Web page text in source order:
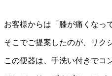
お客様からは「膝が痛くなっ
そこでご提案したのが、リク
この便器は、手洗い付きでコ